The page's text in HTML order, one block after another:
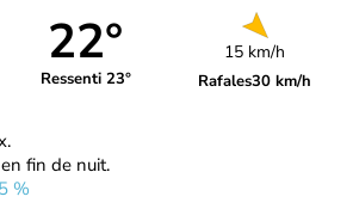
22°
Ressenti 23°
15 km/h
Rafales30 km/h
fin de nuit.
%